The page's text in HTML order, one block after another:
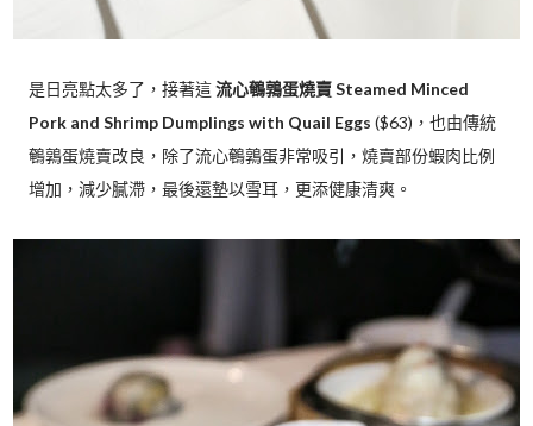
是日亮點太多了，接著這流心鵪鶉蛋燒賣 Steamed Minced
Pork and Shrimp Dumplings with Quail Eggs ($63)，也由傳統
鵪鶉蛋燒賣改良，除了流心鵪鶉蛋非常吸引，燒賣部份蝦肉比例
增加，減少膩滯，最後還墊以雪耳，更添健康清爽。